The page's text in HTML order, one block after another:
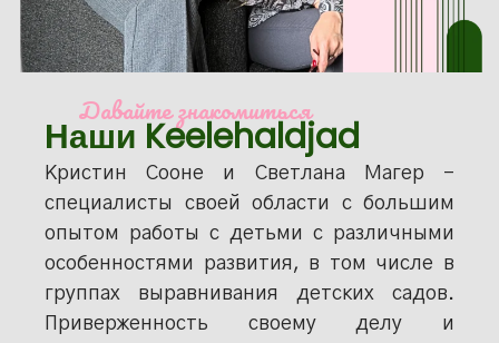
Давайте знакомиться
Наши Keelehaldjad
Кристин Сооне и Светлана Магер -
специалисты своей области с большим
опытом работы с детьми с различными
особенностями развития, в том числе в
группах выравнивания детских садов.
Приверженность своему делу и